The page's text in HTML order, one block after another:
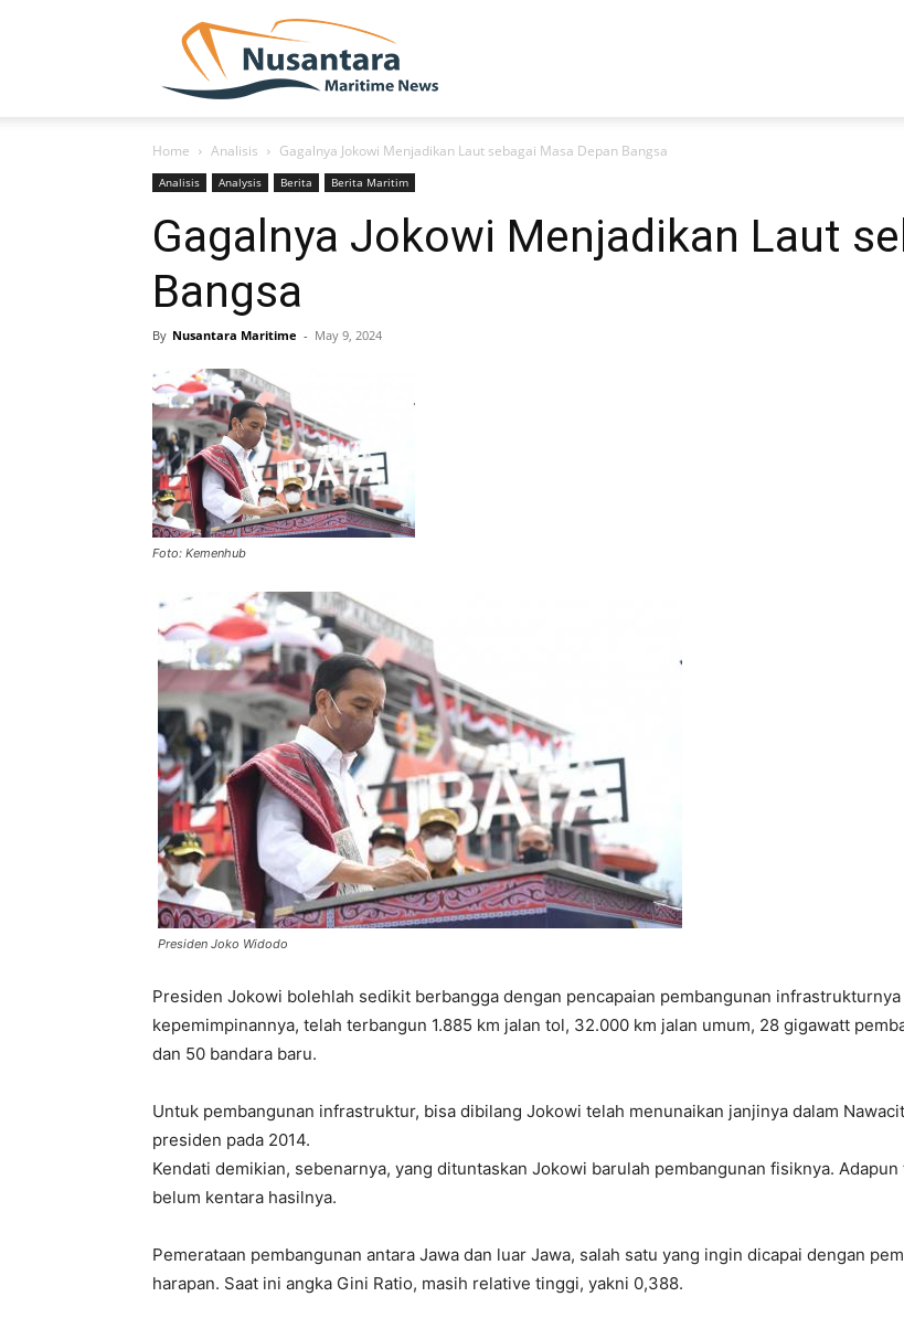
Home Analisis Gagalnya Jokowi Menjadikan Laut sebagai Masa Depan Bangsa
Analisis Analysis Berita Berita Maritim
Gagalnya Jokowi Menjadikan Laut
Bangsa
By Nusantara Maritime - May 9, 2024
Foto: Kemenhub
Presiden Joko Widodo
Presiden Jokowi bolehlah sedikit berbangga dengan pencapaian pembangunan
kepemimpinannya, telah terbangun 1.885 km jalan tol, 32.000 km jalan umum, 28 gigawatt
dan 50 bandara baru.
Untuk pembangunan infrastruktur, bisa dibilang Jokowi telah menunaikan janjinya dalam
presiden pada 2014.
Kendati demikian, sebenarnya, yang dituntaskan Jokowi barulah pembangunan fisiknya.
belum kentara hasilnya.
Pemerataan pembangunan antara Jawa dan luar Jawa, salah satu yang ingin dicapai dengan
harapan. Saat ini angka Gini Ratio, masih relative tinggi, yakni 0,388.